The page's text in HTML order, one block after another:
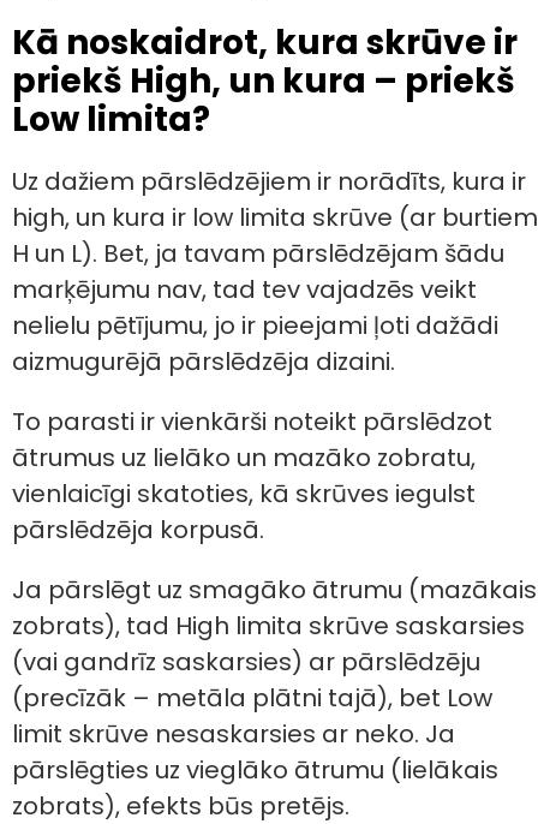
Kā noskaidrot, kura skrūve ir
priekš High, un kura – priekš
Low limita?
Uz dažiem pārslēdzējiem ir norādīts, kura ir
high, un kura ir low limita skrūve (ar burtiem
H un L). Bet, ja tavam pārslēdzējam šādu
marķējumu nav, tad tev vajadzēs veikt
nelielu pētījumu, jo ir pieejami ļoti dažādi
aizmugurējā pārslēdzēja dizaini.
To parasti ir vienkārši noteikt pārslēdzot
ātrumus uz lielāko un mazāko zobratu,
vienlaicīgi skatoties, kā skrūves iegulst
pārslēdzēja korpusā.
Ja pārslēgt uz smagāko ātrumu (mazākais
zobrats), tad High limita skrūve saskarsies
(vai gandrīz saskarsies) ar pārslēdzēju
(precīzāk – metāla plātni tajā), bet Low
limit skrūve nesaskarsies ar neko. Ja
pārslēgties uz vieglāko ātrumu (lielākais
zobrats), efekts būs pretējs.